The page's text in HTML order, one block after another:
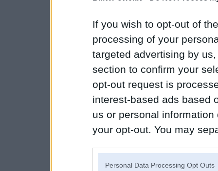
If you wish to opt-out of
processing of your
targeted advertising by
section to confirm your
opt-out request is
interest-based ads based
us or personal
your opt-out. You may
Personal Data Processing Opt Outs